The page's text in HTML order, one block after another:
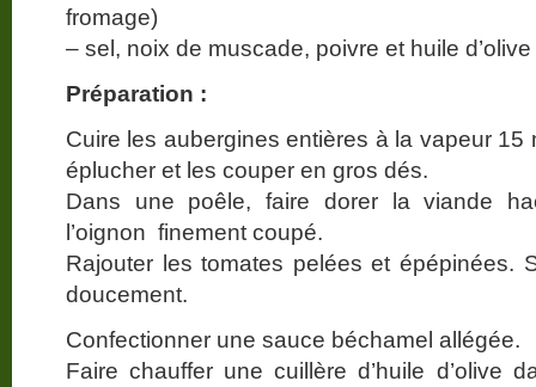
fromage)
– sel, noix de muscade, poivre et huile d’olive
Préparation :
Cuire les aubergines entières à la vapeur 15
éplucher et les couper en gros dés.
Dans une poêle, faire dorer la viande
l’oignon finement coupé.
Rajouter les tomates pelées et épépinées.
doucement.
Confectionner une sauce béchamel allégée.
Faire chauffer une cuillère d’huile d’olive